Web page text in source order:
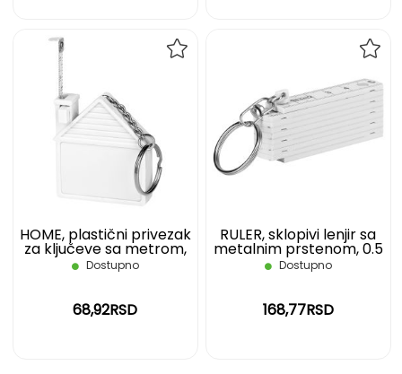
HOME, plastični privezak
za ključeve sa metrom,
1m, beli
Dostupno
68,92RSD
RULER, sklopivi lenjir sa
metalnim prstenom, 0.5
m, beli
Dostupno
168,77RSD
NA